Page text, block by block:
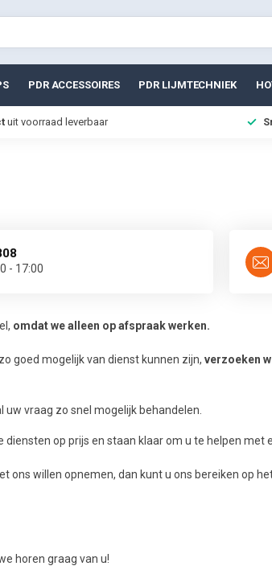
PDR ACCESSOIRES PDR LIJMTECHNIEK
uit voorraad leverbaar
- 17:00
omdat we alleen op afspraak werken.
goed mogelijk van dienst kunnen zijn, verzoeken
vraag zo snel mogelijk behandelen.
diensten op prijs en staan ​​klaar om u te helpen met
ons willen opnemen, dan kunt u ons bereiken op
horen graag van u!